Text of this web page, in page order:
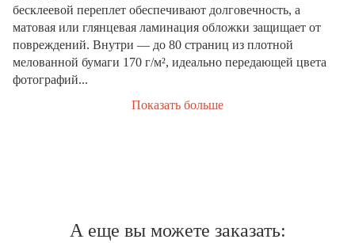
бесклеевой переплет обеспечивают долговечность, а
матовая или глянцевая ламинация обложки защищает от
повреждений. Внутри — до 80 страниц из плотной
мелованной бумаги 170 г/м², идеально передающей цвета
фотографий...
Показать больше
А еще вы можете заказать: